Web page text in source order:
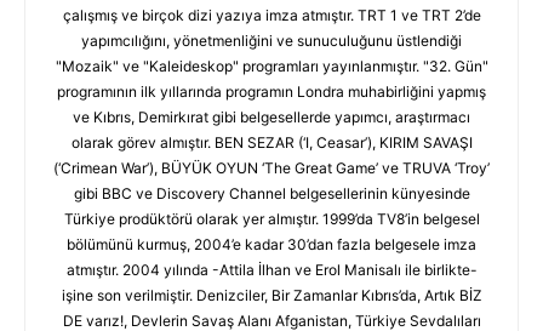
çalışmış ve birçok dizi yazıya imza atmıştır. TRT 1 ve TRT 2’de
yapımcılığını, yönetmenliğini ve sunuculuğunu üstlendiği
"Mozaik" ve "Kaleideskop" programları yayınlanmıştır. "32. Gün"
programının ilk yıllarında programın Londra muhabirliğini yapmış
ve Kıbrıs, Demirkırat gibi belgesellerde yapımcı, araştırmacı
olarak görev almıştır. BEN SEZAR (‘I, Ceasar’), KIRIM SAVAŞI
(‘Crimean War’), BÜYÜK OYUN ‘The Great Game’ ve TRUVA ‘Troy’
gibi BBC ve Discovery Channel belgesellerinin künyesinde
Türkiye prodüktörü olarak yer almıştır. 1999’da TV8’in belgesel
bölümünü kurmuş, 2004’e kadar 30’dan fazla belgesele imza
atmıştır. 2004 yılında -Attila İlhan ve Erol Manisalı ile birlikte-
işine son verilmiştir. Denizciler, Bir Zamanlar Kıbrıs’da, Artık BİZ
DE varız!, Devlerin Savaş Alanı Afganistan, Türkiye Sevdalıları